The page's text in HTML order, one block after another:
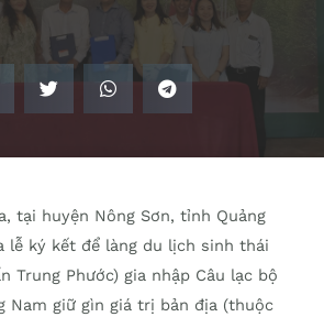
tại huyện Nông Sơn, tỉnh Quảng
lễ ký kết để làng du lịch sinh thái
Trung Phước) gia nhập Câu lạc bộ
Nam giữ gìn giá trị bản địa (thuộc